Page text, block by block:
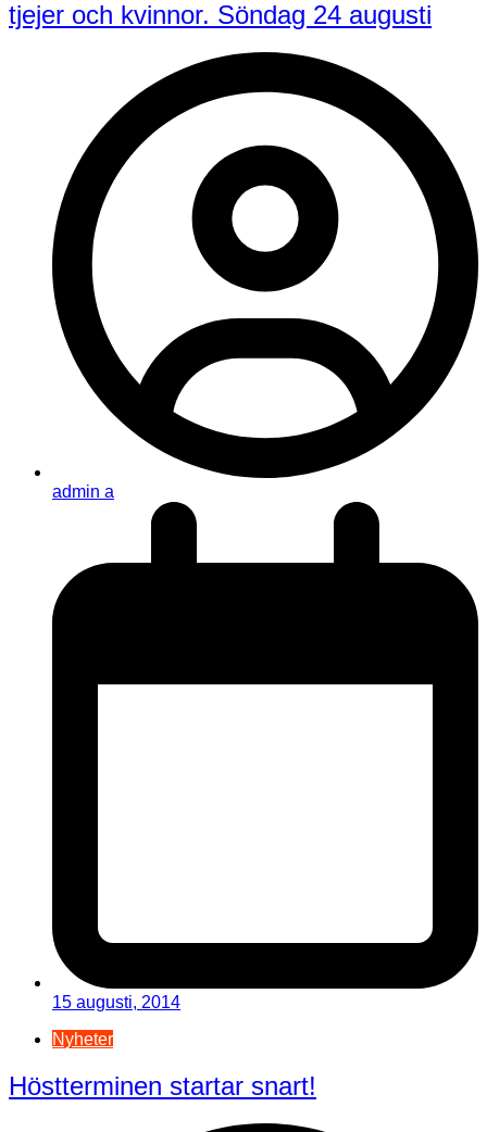
tjejer och kvinnor. Söndag 24 augusti
admin a
15 augusti, 2014
Nyheter
Höstterminen startar snart!